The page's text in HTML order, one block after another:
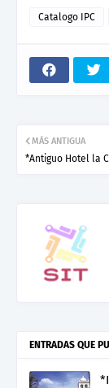
Catalogo IPC
MÁS ANTIGUA
*Antiguo Hotel la
ENTRADAS QUE